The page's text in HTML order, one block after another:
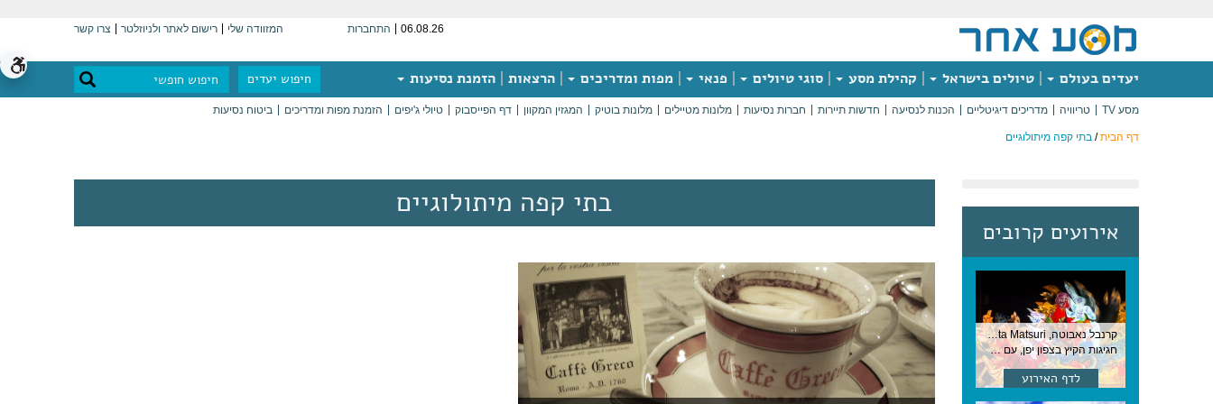
06.08.26 התחברות המזוודה שלי רישום לאתר ולניוזלטר צרו קשר
יעדים בעולם טיולים בישראל קהילת מסע סוגי טיולים פנאי מפות ומדריכים הרצאות הזמנת נסיעות חיפוש יעדים
מסע TV טריוויה מדריכים דיגיטליים הכנות לנסיעה חדשות תיירות חברות נסיעות מלונות מטיילים מלונות בוטיק המגזין המקוון דף הפייסבוק טיולי ג'יפים הזמנת מפות ומדריכים ביטוח נסיעות
דף הבית/ בתי קפה מיתולוגיים
אירועים קרובים
קרנבל נאבוטה, Nebuta Matsuri ,יפן
חגיגות הקיץ בצפון יפן, עם תהלוכות ענק, ריקודים וזיקוקים. 6-2 באוגוסט, יפן
לדף האירוע
בתי קפה מיתולוגיים